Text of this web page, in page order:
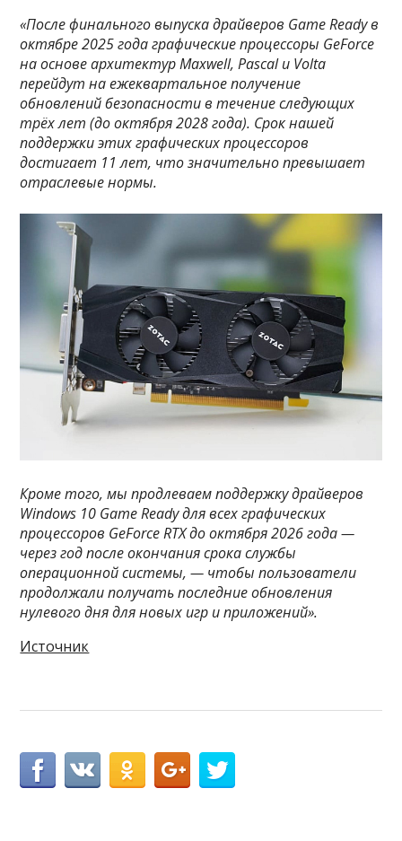
«После финального выпуска драйверов Game Ready в
октябре 2025 года графические процессоры GeForce
на основе архитектур Maxwell, Pascal и Volta
перейдут на ежеквартальное получение
обновлений безопасности в течение следующих
трёх лет (до октября 2028 года). Срок нашей
поддержки этих графических процессоров
достигает 11 лет, что значительно превышает
отраслевые нормы.
Кроме того, мы продлеваем поддержку драйверов
Windows 10 Game Ready для всех графических
процессоров GeForce RTX до октября 2026 года —
через год после окончания срока службы
операционной системы, — чтобы пользователи
продолжали получать последние обновления
нулевого дня для новых игр и приложений».
Источник